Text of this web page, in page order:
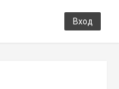
Вход